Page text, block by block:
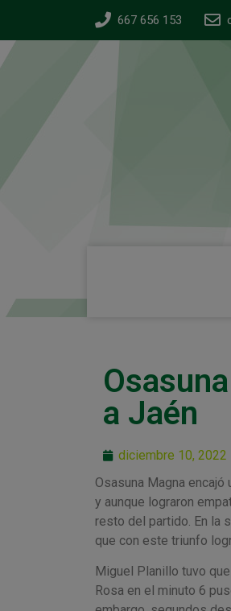
667 656 153
a Jaén
diciembre 10, 2022
Osasuna Magna
y aunque lograron
resto del partido. En la
que con este triunfo
Miguel Planillo tuvo
Rosa en el minuto 6